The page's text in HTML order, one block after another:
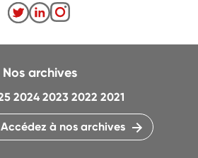
Nos archives
2024 2023 2022 2021
à nos archives